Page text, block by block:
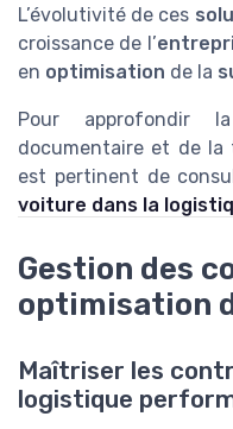
L’évolutivité de ces
croissance de l’
en optimisation de la
Pour approfondir
documentaire et de la
est pertinent de
voiture dans la
Gestion des
optimisation
Maîtriser les
logistique